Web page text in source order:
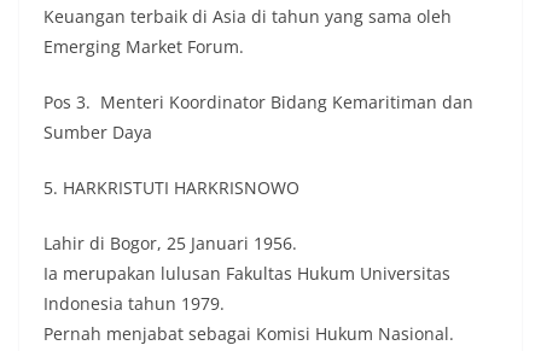
Keuangan terbaik di Asia di tahun yang sama oleh
Emerging Market Forum.
Pos 3. Menteri Koordinator Bidang Kemaritiman dan
Sumber Daya
5. HARKRISTUTI HARKRISNOWO
Lahir di Bogor, 25 Januari 1956.
Ia merupakan lulusan Fakultas Hukum Universitas
Indonesia tahun 1979.
Pernah menjabat sebagai Komisi Hukum Nasional.